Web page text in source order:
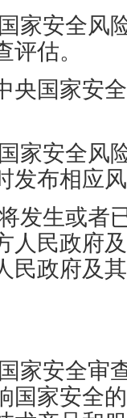
家安全风
估。
国家安
家安全风
发布相应
发生或者
人民政府
民政府及
家安全审
国家安全